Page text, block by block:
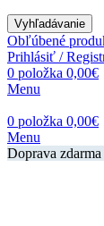
Vyhľadávanie
Obľúbené
Prihlásiť /
0 položka 0,00€
Menu
0 položka 0,00€
Menu
Doprava